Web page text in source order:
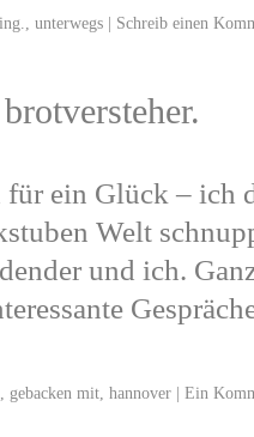
unterwegs | Schreib einen
ein Glück – ich
Welt
und ich.
gebacken mit hannover | Ein